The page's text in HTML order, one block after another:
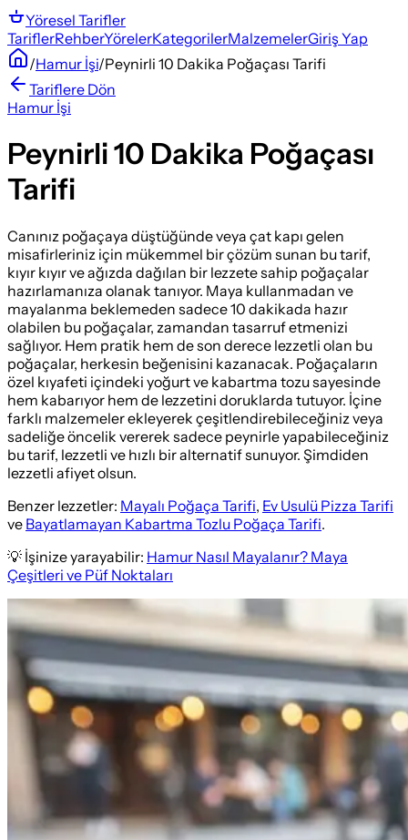
Yöresel Tarifler
TariflerRehberYörelerKategorilerMalzemelerGiriş Yap
/Hamur İşi/Peynirli 10 Dakika Poğaçası Tarifi
Tariflere Dön
Hamur İşi
Peynirli 10 Dakika Poğaçası
Tarifi
Canınız poğaçaya düştüğünde veya çat kapı gelen
misafirleriniz için mükemmel bir çözüm sunan bu tarif,
kıyır kıyır ve ağızda dağılan bir lezzete sahip poğaçalar
hazırlamanıza olanak tanıyor. Maya kullanmadan ve
mayalanma beklemeden sadece 10 dakikada hazır
olabilen bu poğaçalar, zamandan tasarruf etmenizi
sağlıyor. Hem pratik hem de son derece lezzetli olan bu
poğaçalar, herkesin beğenisini kazanacak. Poğaçaların
özel kıyafeti içindeki yoğurt ve kabartma tozu sayesinde
hem kabarıyor hem de lezzetini doruklarda tutuyor. İçine
farklı malzemeler ekleyerek çeşitlendirebileceğiniz veya
sadeliğe öncelik vererek sadece peynirle yapabileceğiniz
bu tarif, lezzetli ve hızlı bir alternatif sunuyor. Şimdiden
lezzetli afiyet olsun.
Benzer lezzetler: Mayalı Poğaça Tarifi, Ev Usulü Pizza Tarifi
ve Bayatlamayan Kabartma Tozlu Poğaça Tarifi.
💡 İşinize yarayabilir: Hamur Nasıl Mayalanır? Maya
Çeşitleri ve Püf Noktaları